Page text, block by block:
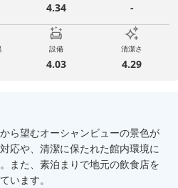
4.34 -
設備
4.03
清潔さ
4.29
ら望むオーシャンビューの景色が
応や、清潔に保たれた館内環境に
また、素泊まりで地元の飲食店を
います。